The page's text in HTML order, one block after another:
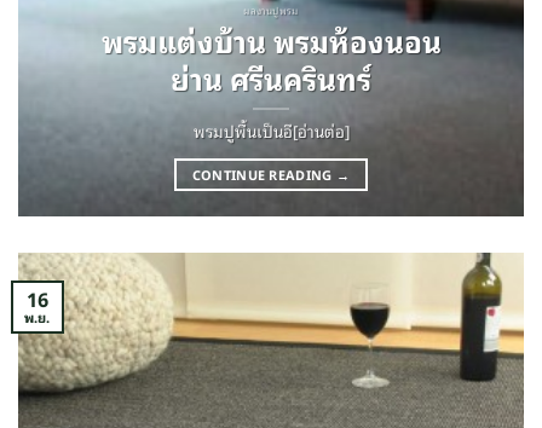
ผลงานปูพรม
พรมแต่งบ้าน พรมห้องนอน
ย่าน ศรีนครินทร์
พรมปูพื้นเป็นอี[อ่านต่อ]
CONTINUE READING →
16
พ.ย.